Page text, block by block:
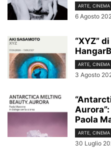
ARTE, CINEMA
6 Agosto
“XYZ”
ARTE, CINEMA
3 Agosto
Paola
ARTE, CINEMA
30 Luglio